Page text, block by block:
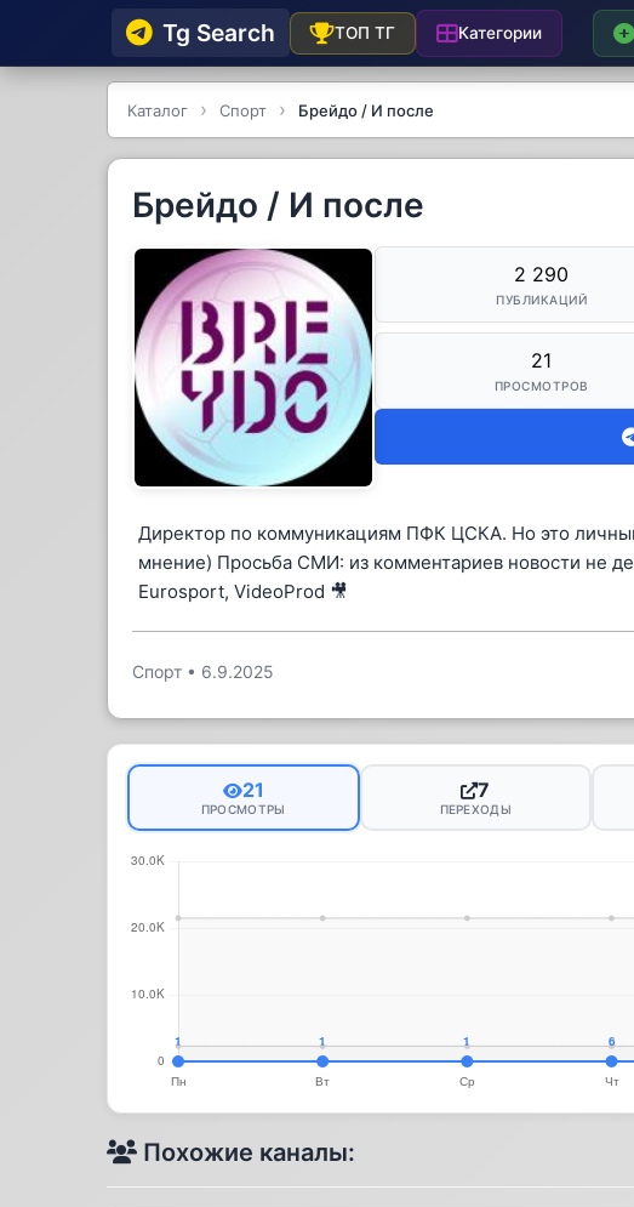
Tg Searсh ТОП ТГ Категории
Каталог Спорт Брейдо / И после
Брейдо / И после
2 290
ПУБЛИКАЦИЙ
21
ПРОСМОТРОВ
Директор по коммуникациям ПФК ЦСКА. Но это личный
мнение) Просьба СМИ: из комментариев новости не
Eurosport, VideoProd 🎥
Спорт • 6.9.2025
21
ПРОСМОТРЫ
7
ПЕРЕХОДЫ
Похожие каналы: